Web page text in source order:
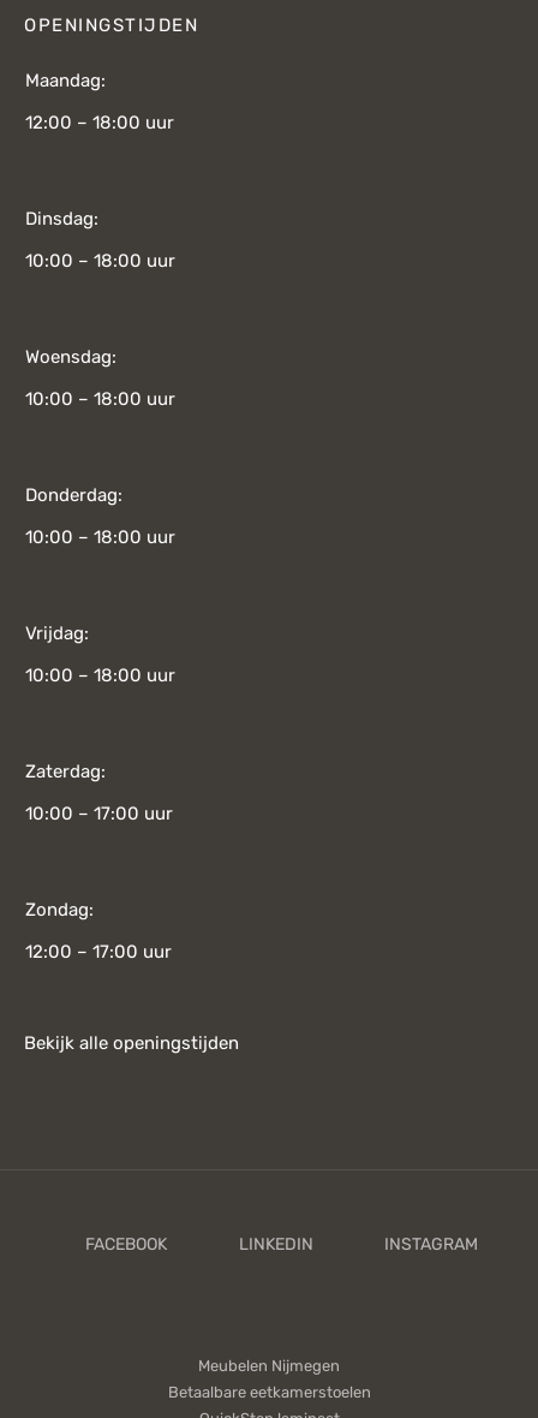
OPENINGSTIJDEN
Maandag:
12:00 – 18:00 uur
Dinsdag:
10:00 – 18:00 uur
Woensdag:
10:00 – 18:00 uur
Donderdag:
10:00 – 18:00 uur
Vrijdag:
10:00 – 18:00 uur
Zaterdag:
10:00 – 17:00 uur
Zondag:
12:00 – 17:00 uur
Bekijk alle openingstijden
Meubelen Nijmegen
Betaalbare eetkamerstoelen